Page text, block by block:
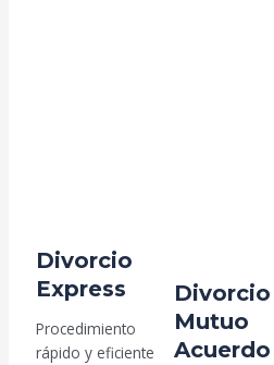
Divorcio
Express
Procedimiento
rápido y eficiente
Mutuo
Acuerdo